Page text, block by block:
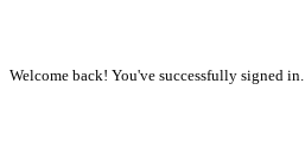
Welcome back! You've successfully signed in.